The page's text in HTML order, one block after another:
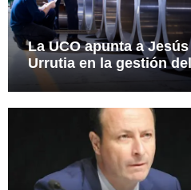
La UCO apunta a
Urrutia en la gestión
Reunidos